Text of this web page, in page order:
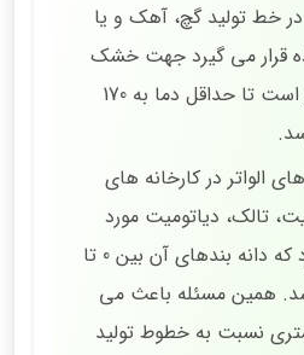
در خط تولید گچ، آهک و یا
قرار می گیرد جهت خشک
کردن محصولات نیاز است تا حداقل دما به 170
الواتر در کارخانه های
تالک، دیاتومیت مورد
استفاده قرار می گیرد که دانه بندهای آن بین 0 تا
همین مسئله باعث می
نسبت به خطوط تولید